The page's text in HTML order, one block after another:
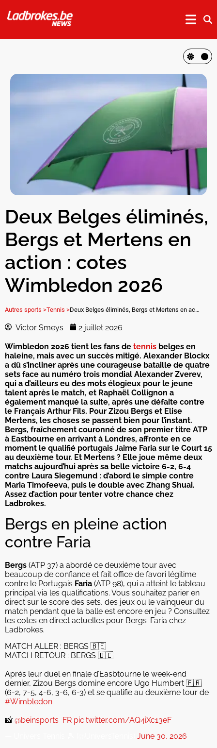
Deux Belges éliminés,
Bergs et Mertens en
action : cotes
Wimbledon 2026
Autres sports >Tennis > Deux Belges éliminés, Bergs et Mertens en action : cotes Wimbledon 2026
Victor Smeys 2 juillet 2026
Wimbledon 2026 tient les fans de tennis belges en
haleine, mais avec un succès mitigé. Alexander Blockx
a dû s’incliner après une courageuse bataille de quatre
sets face au numéro trois mondial Alexander Zverev,
qui a d’ailleurs eu des mots élogieux pour le jeune
talent après le match, et Raphaël Collignon a
également manqué la suite, après une défaite contre
le Français Arthur Fils. Pour Zizou Bergs et Elise
Mertens, les choses se passent bien pour l’instant.
Bergs, fraîchement couronné de son premier titre ATP
à Eastbourne en arrivant à Londres, affronte en ce
moment le qualifié portugais Jaime Faria sur le Court 15
au deuxième tour. Et Mertens ? Elle joue même deux
matchs aujourd’hui après sa belle victoire 6-2, 6-4
contre Laura Siegemund : d’abord le simple contre
Maria Timofeeva, puis le double avec Zhang Shuai.
Assez d’action pour tenter votre chance chez
Ladbrokes.
Bergs en pleine action
contre Faria
Bergs (ATP 37) a abordé ce deuxième tour avec
beaucoup de confiance et fait office de favori légitime
contre le Portugais Faria (ATP 98), qui a atteint le tableau
principal via les qualifications. Vous souhaitez parier en
direct sur le score des sets, des jeux ou le vainqueur du
match pendant que la balle est encore en jeu ? Consultez
les cotes en direct actuelles pour Bergs-Faria chez
Ladbrokes.
MATCH ALLER : BERGS 🇧🇪
MATCH RETOUR : BERGS 🇧🇪
Après leur duel en finale d’Easbtourne le week-end
dernier, Zizou Bergs domine encore Ugo Humbert 🇫🇷
(6-2, 7-5, 4-6, 3-6, 6-3) et se qualifie au deuxième tour de
#Wimbledon
📸 @beinsports_FR pic.twitter.com/AQ4iXc13eF
June 30, 2026